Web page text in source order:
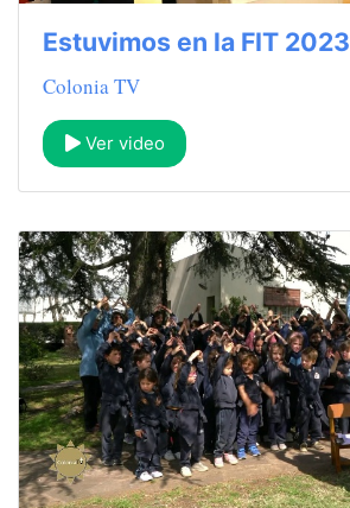
Estuvimos en la FIT 2023
Colonia TV
Ver video